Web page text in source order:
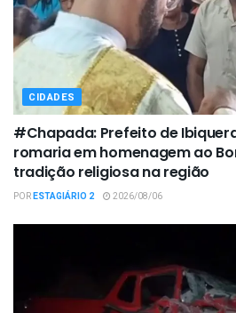
CIDADES
#Chapada: Prefeito de
romaria em homenagem ao
tradição religiosa na região
PORESTAGIÁRIO 2 2026/08/06